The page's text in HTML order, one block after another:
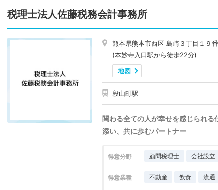
税理士法人佐藤税務会計事務所
熊本県熊本市西区 島崎３丁目１９
(本妙寺入口駅から徒歩22分)
地図
段山町駅
関わる全ての人が幸せを感じられる
添い、共に歩むパートナー
得意分野 顧問税理士 会社設立
得意業種 不動産 飲食 流通